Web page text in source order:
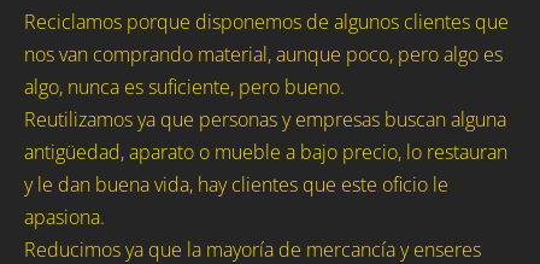
Reciclamos porque disponemos de algunos clientes que
nos van comprando material, aunque poco, pero algo es
algo, nunca es suficiente, pero bueno.
Reutilizamos ya que personas y empresas buscan alguna
antigüedad, aparato o mueble a bajo precio, lo restauran
y le dan buena vida, hay clientes que este oficio le
apasiona.
Reducimos ya que la mayoría de mercancía y enseres